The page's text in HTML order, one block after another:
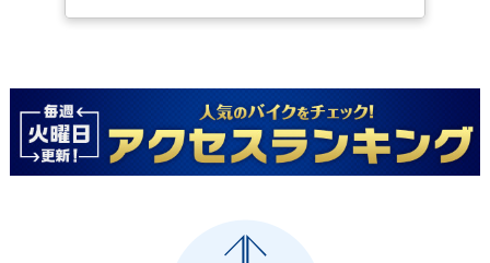
2012年 Super Cub
2010年 Super Cub
2010年 Super Cub